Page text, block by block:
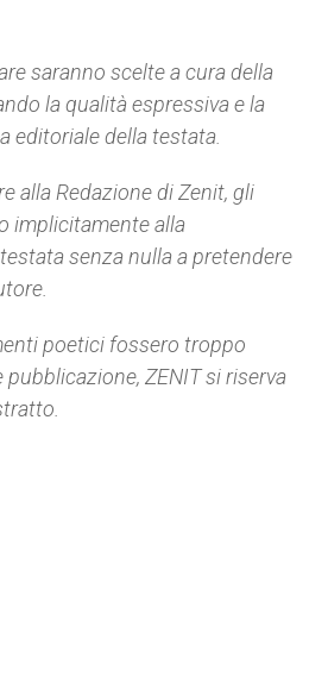
saranno scelte a cura della
la qualità espressiva e la
editoriale della testata.
alla Redazione di Zenit, gli
implicitamente alla
senza nulla a pretendere
poetici fossero troppo
pubblicazione, ZENIT si riserva